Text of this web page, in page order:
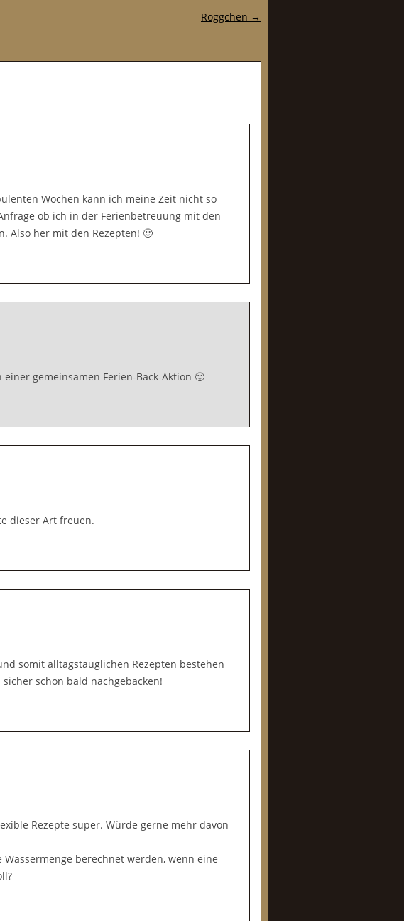
Röggchen →
Wochen kann ich meine Zeit nicht so
ob ich in der Ferienbetreuung mit den
Also her mit den Rezepten! 🙂
gemeinsamen Ferien-Back-Aktion 🙂
dieser Art freuen.
somit alltagstauglichen Rezepten bestehen
schon bald nachgebacken!
Rezepte super. Würde gerne mehr davon
berechnet werden, wenn eine